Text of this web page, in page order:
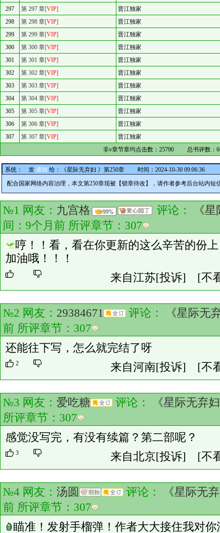
297
第 297 章[VIP]
晋江独家
298
第 298 章[VIP]
晋江独家
299
第 299 章[VIP]
晋江独家
300
第 300 章[VIP]
晋江独家
301
第 301 章[VIP]
晋江独家
302
第 302 章[VIP]
晋江独家
303
第 303 章[VIP]
晋江独家
304
第 304 章[VIP]
晋江独家
305
第 305 章[VIP]
晋江独家
306
第 306 章[VIP]
晋江独家
307
第 307 章[VIP]
晋江独家
非v章节章均点击数： 25790 总书评数：
系统： 发 通知 给： 《星际无弃妇 》第250章
时间：2024-10-30 09:06:36
配合国家网络内容治理，本文第250章现被【锁章待改】，请作者参考后台站内
№1 网友： 九宫格 99% 评论：
《
间：9个月前 所评章节： 307
哼！！看，看在你更新的这么辛苦的份
加油哦！！！
来自江苏[投诉] [不
№2 网友： 29384671 评论：
《星际无
前 所评章节： 307
还能往下写，怎么就完结了呀
2 来自河南[投诉] [不
№3 网友： 爱吃糖 评论：
《星际无弃
所评章节： 307
感觉没写完，有没有续篇？第二部呢？
3 来自北京[投诉] [不
№4 网友： 汤圆 评论：
《星际无
前 所评章节： 307
瞄准！发射手榴弹！作者大大接住我对你